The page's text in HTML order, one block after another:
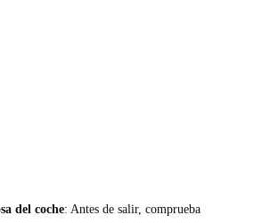
del coche: Antes de salir, comprueba